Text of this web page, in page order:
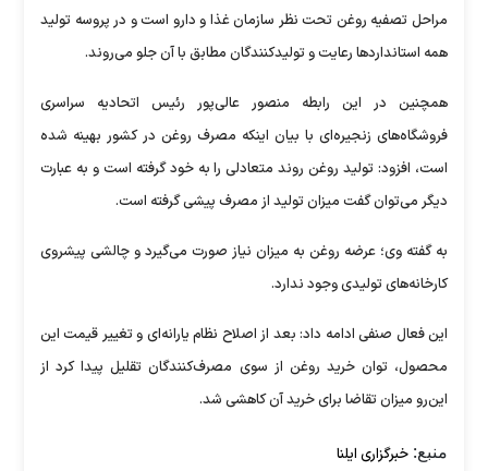
مراحل تصفیه روغن تحت نظر سازمان غذا و دارو است و در پروسه تولید
همه استاندارد‌ها رعایت و تولیدکنندگان مطابق با آن جلو می‌روند.
همچنین در این رابطه منصور عالی‌پور رئیس اتحادیه سراسری
فروشگاه‌های زنجیره‌ای با بیان اینکه مصرف روغن در کشور بهینه شده
است، افزود: تولید روغن روند متعادلی را به خود گرفته است و به عبارت
دیگر می‌توان گفت میزان تولید از مصرف پیشی گرفته است.
به گفته وی؛ عرضه روغن به میزان نیاز صورت می‌گیرد و چالشی پیشروی
کارخانه‌های تولیدی وجود ندارد.
این فعال صنفی ادامه داد: بعد از اصلاح نظام یارانه‌ای و تغییر قیمت این
محصول، توان خرید روغن از سوی مصرف‌کنندگان تقلیل پیدا کرد از
این‌رو میزان تقاضا برای خرید آن کاهشی شد.
منبع: خبرگزاری ایلنا